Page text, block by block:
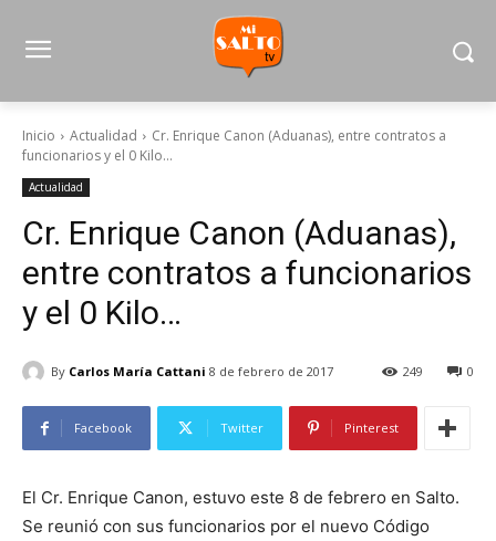
Inicio Actualidad
Cr. Enrique Canon (Aduanas), entre contratos a
funcionarios y el 0 Kilo...
Actualidad
Cr. Enrique Canon (Aduanas),
entre contratos a funcionarios
y el 0 Kilo…
By Carlos María Cattani 8 de febrero de 2017 0
249
Facebook Twitter Pinterest
El Cr. Enrique Canon, estuvo este 8 de febrero en Salto.
Se reunió con sus funcionarios por el nuevo Código